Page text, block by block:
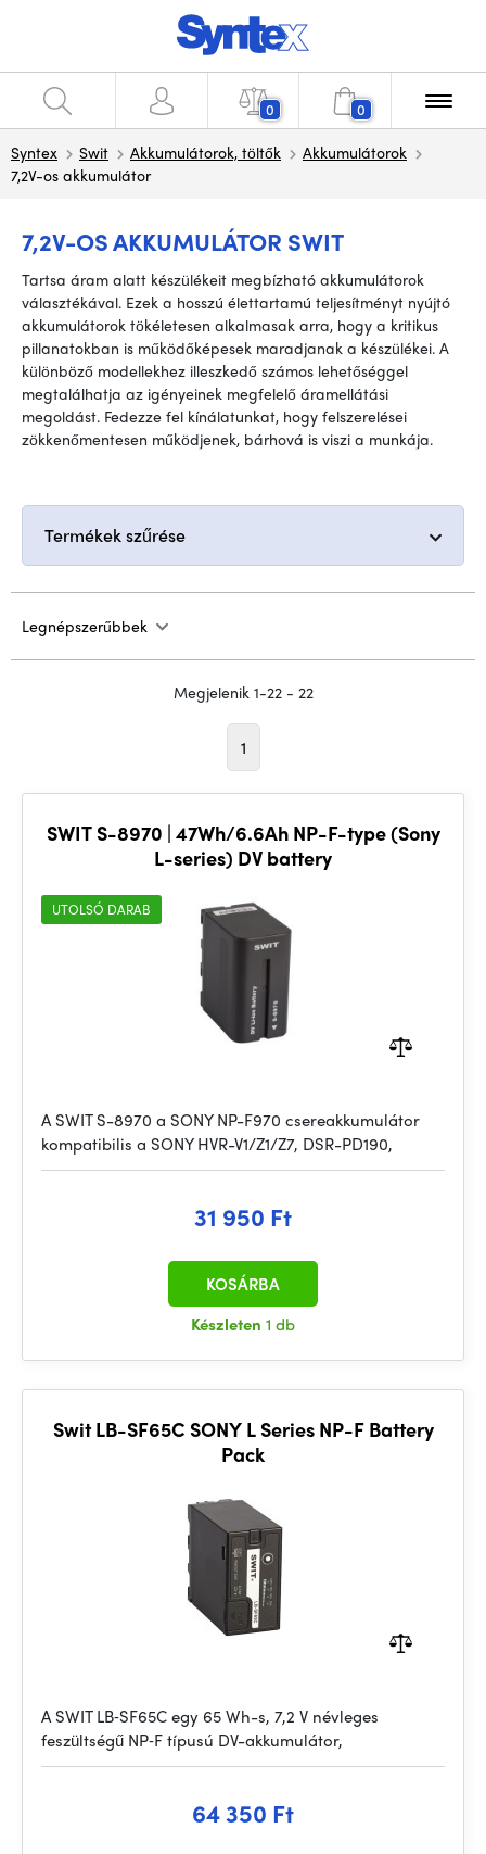
0 0
Syntex Swit Akkumulátorok, töltők
Akkumulátorok
7,2V-os akkumulátor
7,2V-OS AKKUMULÁTOR SWIT
Tartsa áram alatt készülékeit megbízható akkumulátorok
választékával. Ezek a hosszú élettartamú teljesítményt nyújtó
akkumulátorok tökéletesen alkalmasak arra, hogy a kritikus
pillanatokban is működőképesek maradjanak a készülékei. A
különböző modellekhez illeszkedő számos lehetőséggel
megtalálhatja az igényeinek megfelelő áramellátási
megoldást. Fedezze fel kínálatunkat, hogy felszerelései
zökkenőmentesen működjenek, bárhová is viszi a munkája.
Termékek szűrése
Legnépszerűbbek
Megjelenik 1-22 - 22
1
SWIT S-8970 | 47Wh/6.6Ah NP-F-type (Sony
L-series) DV battery
UTOLSÓ DARAB
A SWIT S-8970 a SONY NP-F970 csereakkumulátor
kompatibilis a SONY HVR-V1/Z1/Z7, DSR-PD190,
31 950 Ft
Készleten 1 db
KOSÁRBA
Swit LB-SF65C SONY L Series NP-F Battery
Pack
A SWIT LB‑SF65C egy 65 Wh-s, 7,2 V névleges
feszültségű NP‑F típusú DV-akkumulátor,
64 350 Ft